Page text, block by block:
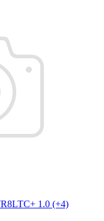
1.0 (+4)